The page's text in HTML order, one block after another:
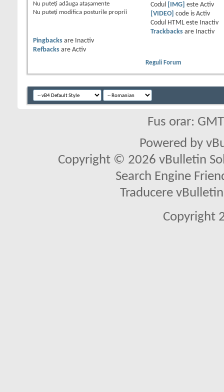
Nu puteţi adăuga ataşamente
Nu puteţi modifica posturile proprii
Codul
[IMG] este Activ
[VIDEO]
code is Activ
Codul HTML este
Inactiv
Trackbacksare
Inactiv
Pingbacks are
Inactiv
Refbacks are Activ
Reguli Forum
Fus orar:
Powered by
Copyright © 2026 vBulletin
Search Engine
Traducere
Copyright